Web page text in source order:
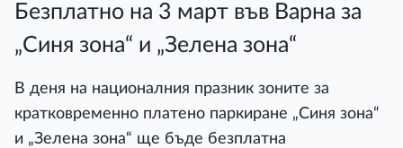
Безплатно на 3 март във Варна за
„Синя зона“ и „Зелена зона“
В деня на националния празник зоните за
кратковременно платено паркиране „Синя зона“
и „Зелена зона“ ще бъде безплатна